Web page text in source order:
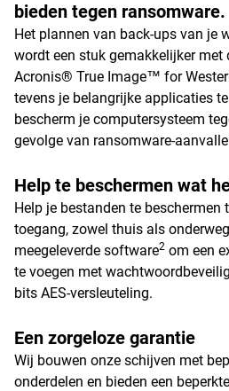
bieden tegen ransomware.
Het plannen van back-ups van je
wordt een stuk gemakkelijker met
Acronis® True Image™ for
tevens je belangrijke applicaties
bescherm je computersysteem
gevolge van ransomware-
Help te beschermen wat
Help je bestanden te beschermen
toegang, zowel thuis als
meegeleverde software2 om een
te voegen met
bits AES-versleuteling.
Een zorgeloze garantie
Wij bouwen onze schijven met
onderdelen en bieden een